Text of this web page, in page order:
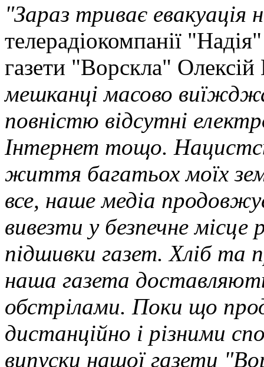
"Зараз триває евакуація
телерадіокомпанії
газети "Ворскла"
мешканці масово
повністю відсутні
Інтернет тощо.
життя багатьох моїх
все, наше медіа
вивезти у безпечне місце
підшивки газет. Хліб та
наша газета
обстрілами. Поки що
дистанційно і різними
випуски нашої газети